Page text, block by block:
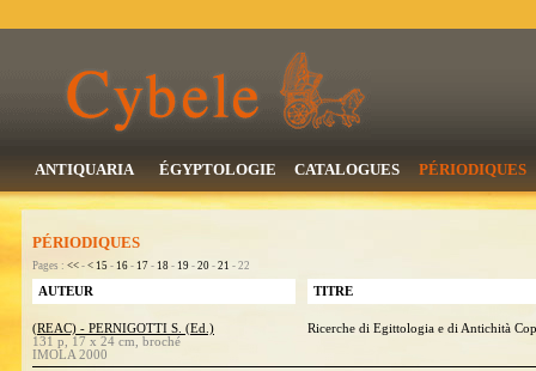
ANTIQUARIA ÉGYPTOLOGIE CATALOGUES PÉRIODIQUES
PÉRIODIQUES
Pages : << - < 15 - 16 - 17 - 18 - 19 - 20 - 21 - 22
AUTEUR TITRE
(REAC) - PERNIGOTTI S. (Ed.)
131 p, 17 x 24 cm, broché
IMOLA 2000
Ricerche di Egittologia e di Antichità